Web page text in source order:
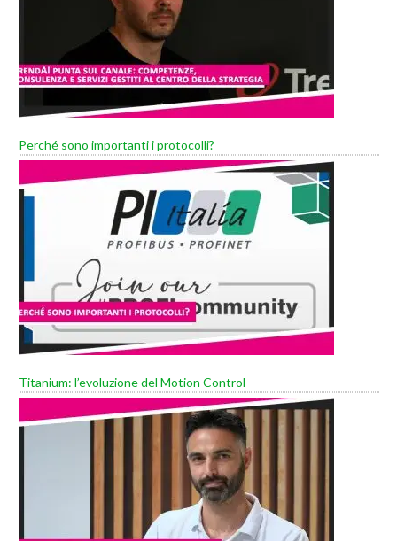
Perché sono importanti i protocolli?
Titanium: l’evoluzione del Motion Control